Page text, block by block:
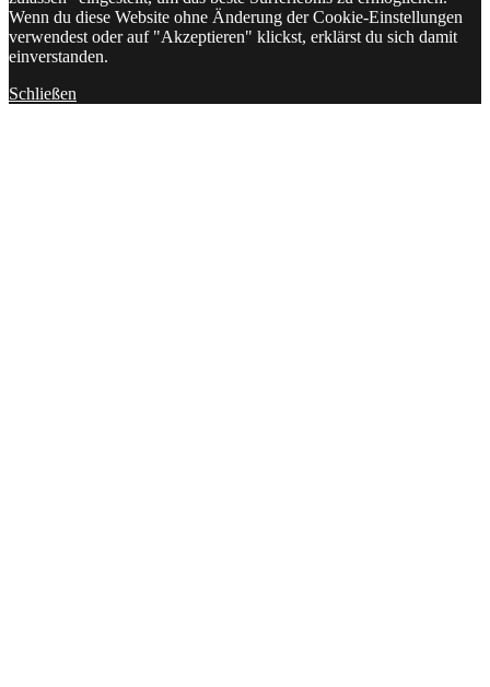
Wenn du diese Website ohne Änderung der Cookie-Einstellungen
verwendest oder auf "Akzeptieren" klickst, erklärst du sich damit
einverstanden.
Schließen